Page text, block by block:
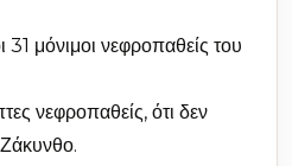
31 μόνιμοι νεφροπαθείς του
νεφροπαθείς, ότι δεν